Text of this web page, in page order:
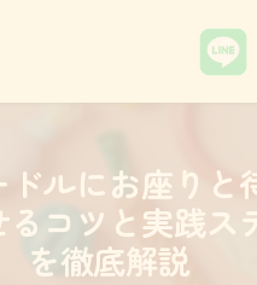
ドルにお座りと
るコツと実践ス
を徹底解説